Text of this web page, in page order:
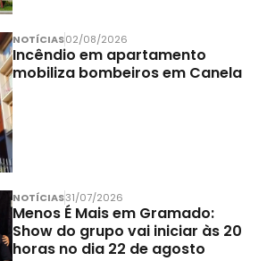
NOTÍCIAS02/08/2026
Incêndio em apartamento
mobiliza bombeiros em Canela
NOTÍCIAS31/07/2026
Menos É Mais em Gramado:
Show do grupo vai iniciar às 20
horas no dia 22 de agosto